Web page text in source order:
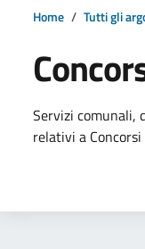
Home Tutti gli
Dettagli
Servizi comunali,
relativi a Concorsi